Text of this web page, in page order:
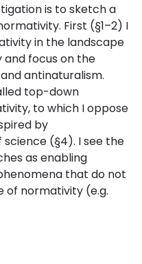
is to sketch a
First (§1–2) I
in the landscape
focus on the
antinaturalism.
top-down
to which I oppose
by
(§4). I see the
as enabling
that do not
of normativity (e.g.